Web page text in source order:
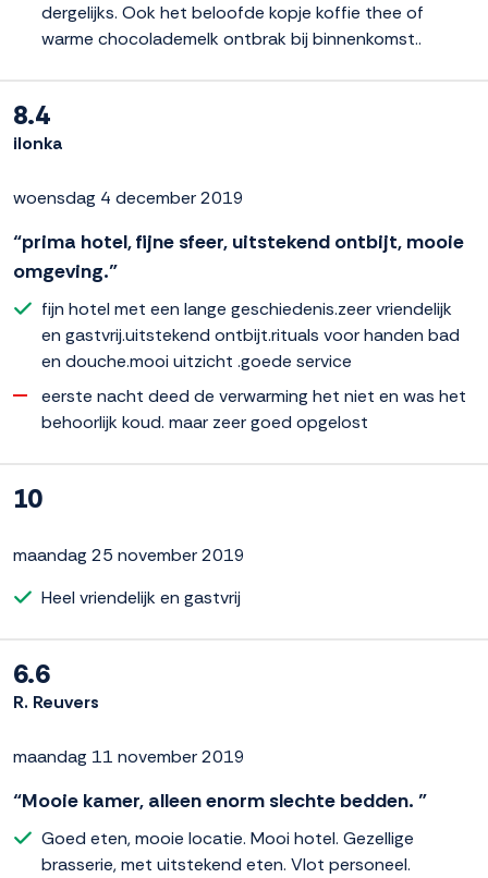
dergelijks. Ook het beloofde kopje koffie thee of
warme chocolademelk ontbrak bij binnenkomst..
8.4
ilonka
woensdag 4 december 2019
“prima hotel, fijne sfeer, uitstekend ontbijt, mooie
omgeving.”
fijn hotel met een lange geschiedenis.zeer vriendelijk
en gastvrij.uitstekend ontbijt.rituals voor handen bad
en douche.mooi uitzicht .goede service
eerste nacht deed de verwarming het niet en was het
behoorlijk koud. maar zeer goed opgelost
10
maandag 25 november 2019
Heel vriendelijk en gastvrij
6.6
R. Reuvers
maandag 11 november 2019
“Mooie kamer, alleen enorm slechte bedden. ”
Goed eten, mooie locatie. Mooi hotel. Gezellige
brasserie, met uitstekend eten. Vlot personeel.